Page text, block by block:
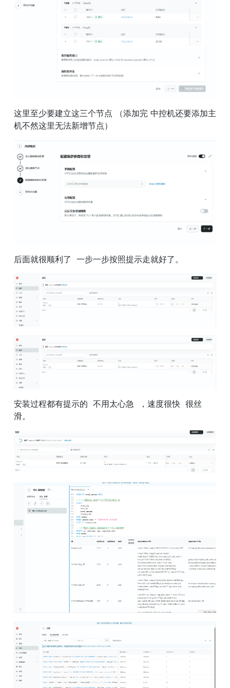
这里至少要建立这三个节点 （添加完 中控机还要添加主
机不然这里无法新增节点）
后面就很顺利了  一步一步按照提示走就好了。
安装过程都有提示的  不用太心急  ，速度很快  很丝
滑。